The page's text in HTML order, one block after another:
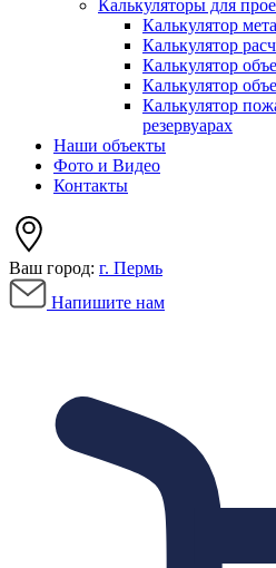
Калькуляторы для
Калькулятор
Калькулятор
Калькулятор
Калькулятор
Калькулятор
резервуарах
Наши объекты
Фото и Видео
Контакты
Ваш город: г. Пермь
Напишите нам